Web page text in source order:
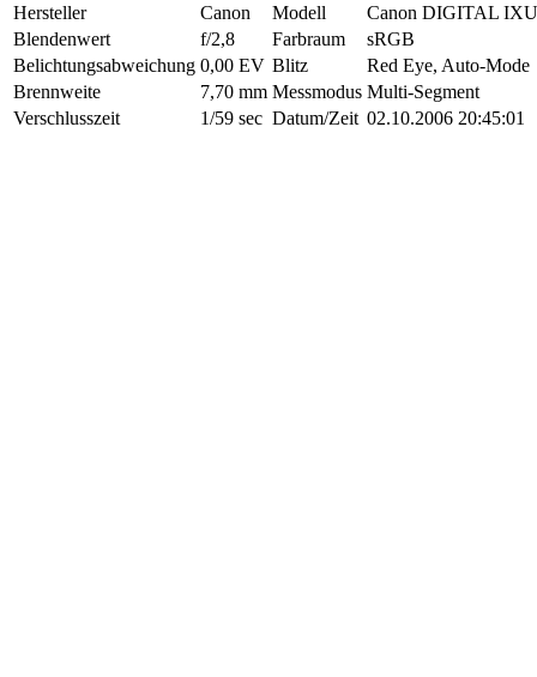
Hersteller Canon Modell
Canon DIGITAL
Blendenwert
f/2,8 Farbraum
sRGB
Belichtungsabweichung 0,00 EV Blitz
Red Eye, Auto-Mode
Brennweite
7,70 mm Messmodus Multi-Segment
Verschlusszeit
1/59 sec Datum/Zeit 02.10.2006 20:45:01